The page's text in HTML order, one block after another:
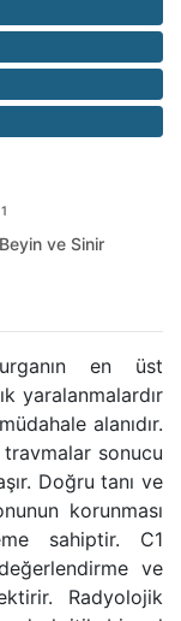
1
ve Sinir
en üst
yaralanmalardır
alanıdır.
sonucu
Doğru tanı ve
korunması
sahiptir. C1
ve
Radyolojik